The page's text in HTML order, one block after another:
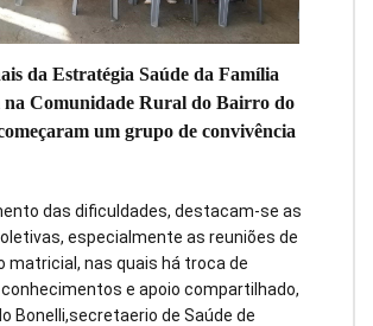
da Estratégia Saúde da Família
na Comunidade Rural do Bairro do
um grupo de convivência
das dificuldades, destacam-se as
especialmente as reuniões de
matricial, nas quais há troca de
e apoio compartilhado,
Bonelli,secretaerio de Saúde de